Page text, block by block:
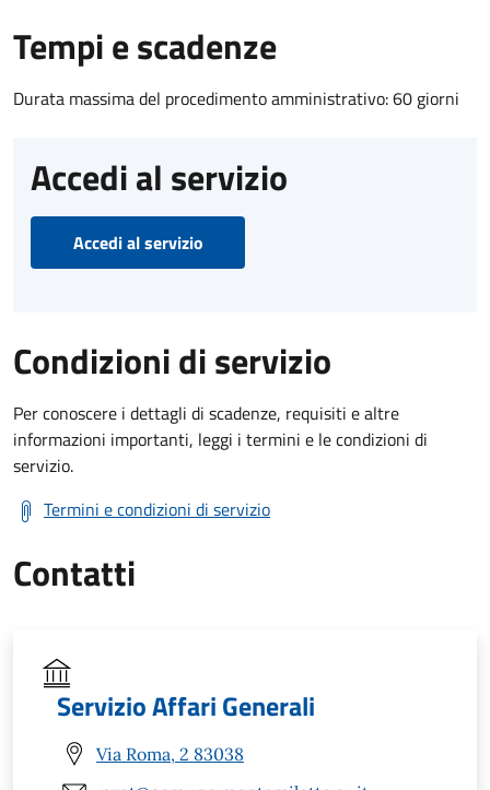
Tempi e scadenze
Durata massima del procedimento amministrativo: 60 giorni
Accedi al servizio
Accedi al servizio
Condizioni di servizio
Per conoscere i dettagli di scadenze, requisiti e altre
informazioni importanti, leggi i termini e le condizioni di
servizio.
Termini e condizioni di servizio
Contatti
Servizio Affari Generali
Via Roma, 2 83038